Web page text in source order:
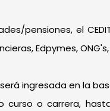
pensiones, el
Edpymes,
ingresada en la
o carrera,